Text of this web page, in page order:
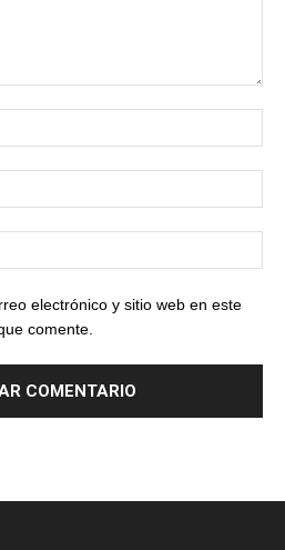
electrónico y sitio web en este
comente.